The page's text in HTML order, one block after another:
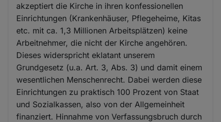
akzeptiert die Kirche in ihren konfessionellen
Einrichtungen (Krankenhäuser, Pflegeheime, Kitas
etc. mit ca. 1,3 Millionen Arbeitsplätzen) keine
Arbeitnehmer, die nicht der Kirche angehören.
Dieses widerspricht eklatant unserem
Grundgesetz (u.a. Art. 3, Abs. 3) und damit einem
wesentlichen Menschenrecht. Dabei werden diese
Einrichtungen zu praktisch 100 Prozent von Staat
und Sozialkassen, also von der Allgemeinheit
finanziert. Hinnahme von Verfassungsbruch durch